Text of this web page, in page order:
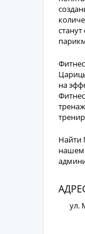
на
Найти
нашем
ул.